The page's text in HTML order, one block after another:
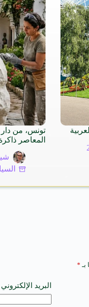
تونس، من
المعاصر
بـ *
البريد الإلكتروني